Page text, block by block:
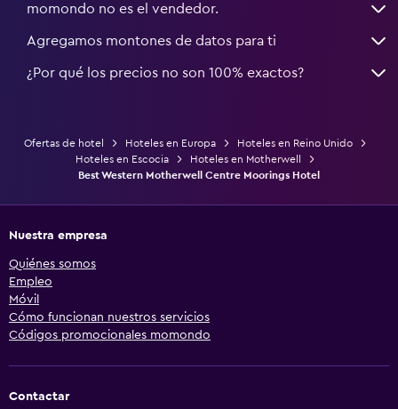
momondo no es el vendedor.
Agregamos montones de datos para ti
¿Por qué los precios no son 100% exactos?
Ofertas de hotel Hoteles en Europa
Hoteles en Reino Unido
Hoteles en Escocia
Hoteles en Motherwell
Best Western Motherwell Centre Moorings Hotel
Nuestra empresa
Quiénes somos
Empleo
Móvil
Cómo funcionan nuestros servicios
Códigos promocionales momondo
Contactar